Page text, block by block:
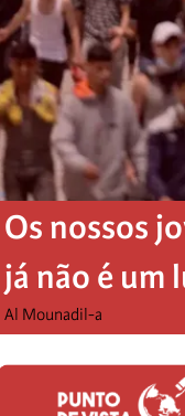
Os nossos
já não é um
Al Mounadil-a